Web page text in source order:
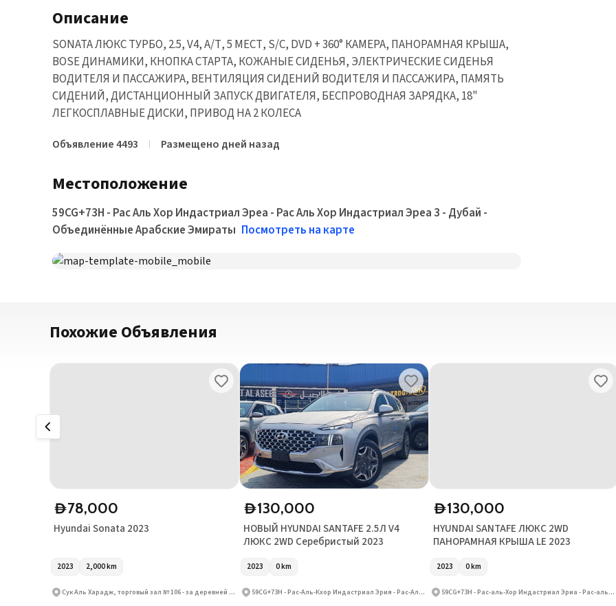
Описание
SONATA ЛЮКС ТУРБО, 2.5, V4, А/Т, 5 МЕСТ, S/C, DVD + 360° КАМЕРА, ПАНОРАМНАЯ КРЫША,
BOSE ДИНАМИКИ, КНОПКА СТАРТА, КОЖАНЫЕ СИДЕНЬЯ, ЭЛЕКТРИЧЕСКИЕ СИДЕНЬЯ
ВОДИТЕЛЯ И ПАССАЖИРА, ВЕНТИЛЯЦИЯ СИДЕНИЙ ВОДИТЕЛЯ И ПАССАЖИРА, ПАМЯТЬ
СИДЕНИЙ, ДИСТАНЦИОННЫЙ ЗАПУСК ДВИГАТЕЛЯ, БЕСПРОВОДНАЯ ЗАРЯДКА, 18"
ЛЕГКОСПЛАВНЫЕ ДИСКИ, ПРИВОД НА 2 КОЛЕСА
Объявление 4493 Размещено дней назад
Местоположение
59CG+73H - Рас Аль Хор Индастриал Эреа - Рас Аль Хор Индастриал Эреа 3 - Дубай -
Объединённые Арабские Эмираты Посмотреть на карте
Похожие Объявления
D78,000
Hyundai Sonata 2023
2023 2,000km
Сук Аль Харадж, торговый зал № 106 - за деревней Тасжил - Аль Рука Аль Хамра - Шарджа - Объединенные Арабские Эмираты
D130,000
НОВЫЙ HYUNDAI SANTAFE 2.5Л V4
ЛЮКС 2WD Серебристый 2023
2023 0km
59CG+73H - Рас-Аль-Кхор Индастриал Эрия - Рас-Аль-Кхор Индастриал Эрия 3 - Дубай - Объединённые Арабские Эмираты
D130,000
HYUNDAI SANTAFE ЛЮКС 2WD
ПАНОРАМНАЯ КРЫША LE 2023
2023 0km
59CG+73H - Рас-аль-Хор Индастриал Эриа - Рас-аль-Хор Индастриал Эриа 3 - Дубай - Объединённые Арабские Эмираты